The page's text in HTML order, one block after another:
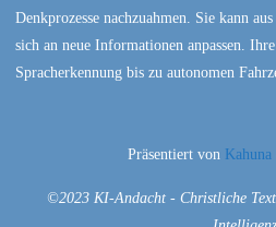
Denkprozesse nachzuahmen. Sie kann
sich an neue Informationen anpassen.
Spracherkennung bis zu autonomen
Präsentiert vonKahuna
©2023 KI-Andacht - Christliche